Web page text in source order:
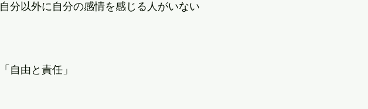
自分以外に自分の感情を感じる人がいない
「自由と責任」